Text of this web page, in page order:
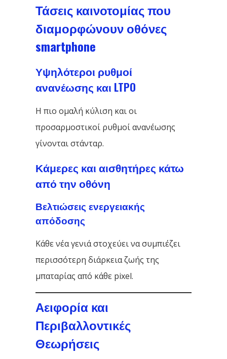
Τάσεις καινοτομίας που
διαμορφώνουν οθόνες
smartphone
Υψηλότεροι ρυθμοί
ανανέωσης και LTPO
Η πιο ομαλή κύλιση και οι
προσαρμοστικοί ρυθμοί ανανέωσης
γίνονται στάνταρ.
Κάμερες και αισθητήρες κάτω
από την οθόνη
Βελτιώσεις ενεργειακής
απόδοσης
Κάθε νέα γενιά στοχεύει να συμπιέζει
περισσότερη διάρκεια ζωής της
μπαταρίας από κάθε pixel.
Αειφορία και
Περιβαλλοντικές
Θεωρήσεις